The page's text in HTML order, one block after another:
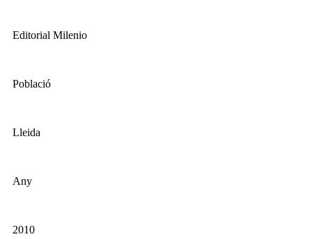
Editorial Milenio
Població
Lleida
Any
2010